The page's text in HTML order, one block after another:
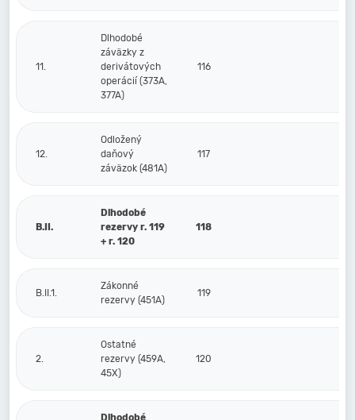
11.
Dlhodobé
záväzky z
derivátových
operácií (373A,
377A)
116
12.
Odložený
daňový
záväzok (481A)
117
B.II.
Dlhodobé
rezervy r. 119
+ r. 120
118
B.II.1.
Zákonné
rezervy (451A)
119
2.
Ostatné
rezervy (459A,
45X)
120
Dlhodobé